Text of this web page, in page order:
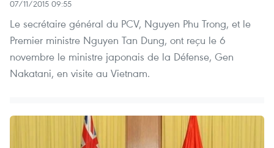
07/11/2015 09:55
Le secrétaire général du PCV, Nguyen Phu Trong, et le
Premier ministre Nguyen Tan Dung, ont reçu le 6
novembre le ministre japonais de la Défense, Gen
Nakatani, en visite au Vietnam.